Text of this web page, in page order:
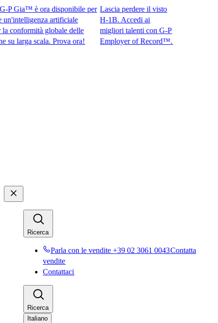
è ora disponibile per
artificiale
globale delle
larga scala. Prova ora!​​
Lascia perdere il visto
H-1B. Accedi ai
migliori talenti con G-P
Employer of Record™.​​
Ricerca​​
Parla con le vendite +39 02 3061 0043​​Contatta
vendite​​
Contattaci​​
Ricerca​​
Italiano